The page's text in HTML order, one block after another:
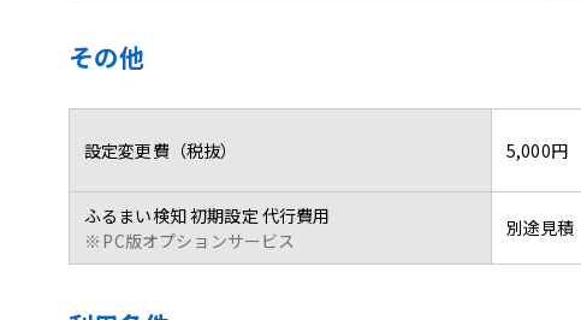
その他
設定変更費（税抜） 5,000円
ふるまい検知 初期設定 代行費用
※ PC版オプションサービス
別途見積